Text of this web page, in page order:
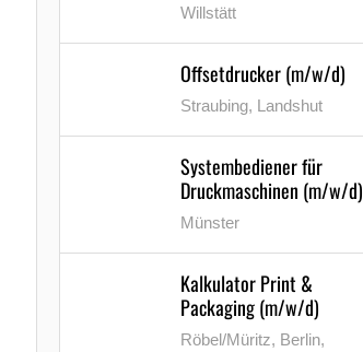
Willstätt
Offsetdrucker (m/w/d)
Straubing, Landshut
Systembediener für
Druckmaschinen (m/w/d)
Münster
Kalkulator Print &
Packaging (m/w/d)
Röbel/Müritz, Berlin,